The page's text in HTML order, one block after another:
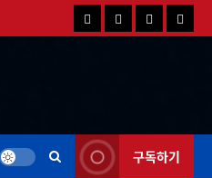
국
스
해
스
드 드
구독하기